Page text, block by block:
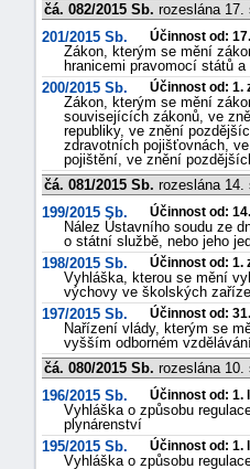
čá. 082/2015 Sb. rozeslána 17.
201/2015 Sb.
Účinnost od:
Zákon, kterým se mění
hranicemi pravomocí států
200/2015 Sb.
Účinnost od: 1.
Zákon, kterým se mění
souvisejících zákonů, ve
republiky, ve znění
zdravotních pojišťovnách,
pojištění, ve znění
čá. 081/2015 Sb. rozeslána 14.
199/2015 Sb.
Účinnost od:
Nález Ústavního soudu ze
o státní službě, nebo jeho
198/2015 Sb.
Účinnost od: 1.
Vyhláška, kterou se mění
výchovy ve školských
197/2015 Sb.
Účinnost od:
Nařízení vlády, kterým se
vyšším odborném
čá. 080/2015 Sb. rozeslána 10.
196/2015 Sb.
Účinnost od: 1.
Vyhláška o způsobu
plynárenství
195/2015 Sb.
Účinnost od: 1.
Vyhláška o způsobu